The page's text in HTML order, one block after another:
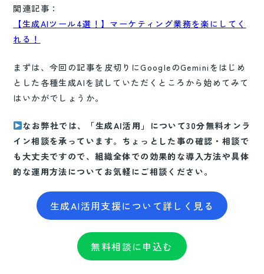
関連記事：
【生成AIツール4選！】マーケティング業務を楽にしてく
れる！
まずは、今回の記事を皮切りにGoogleのGeminiをはじめ
とした各種生成AIを試していただくところから始めてみて
はいかがでしょうか。
なお弊社では、「生成AI活用」について30分無料オンラ
イン相談を承っています。ちょっとした事の確認・相談で
も大丈夫ですので、組織全体での効果的な導入方法や具体
的な運用方法についてお気軽にご相談ください。
生成AI活用支援について詳しく見る
無料相談に申込む